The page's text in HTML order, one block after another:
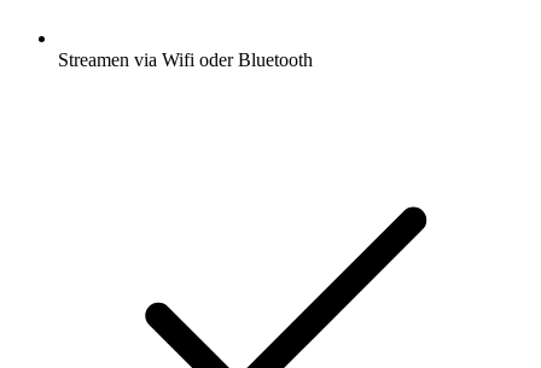
Streamen via Wifi oder Bluetooth